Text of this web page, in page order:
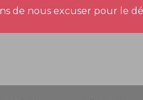
de nous excuser pour le